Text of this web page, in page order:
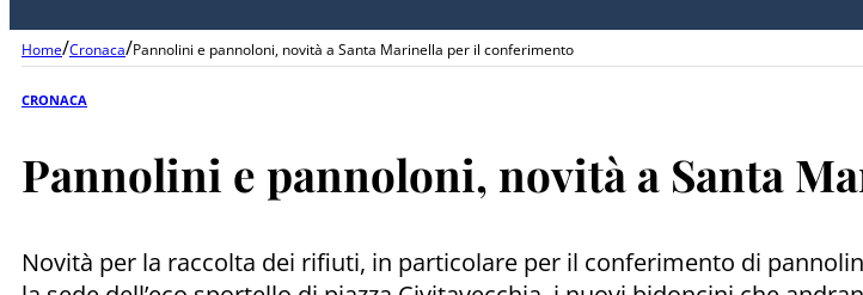
Home/Cronaca/Pannolini e pannoloni, novità a Santa Marinella per il conferimento
CRONACA
Pannolini e pannoloni, novità a Santa
Novità per la raccolta dei rifiuti, in particolare per il conferimento di